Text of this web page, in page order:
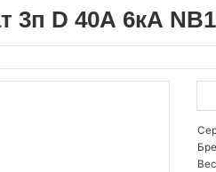
D 40А 6кА